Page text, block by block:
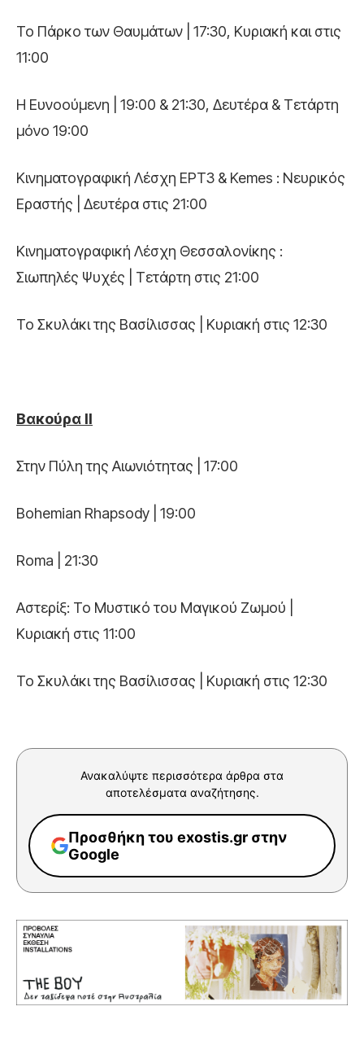
Το Πάρκο των Θαυμάτων | 17:30, Κυριακή και στις
11:00
Η Ευνοούμενη | 19:00 & 21:30, Δευτέρα & Τετάρτη
μόνο 19:00
Κινηματογραφική Λέσχη ΕΡΤ3 & Kemes : Νευρικός
Εραστής | Δευτέρα στις 21:00
Κινηματογραφική Λέσχη Θεσσαλονίκης :
Σιωπηλές Ψυχές | Τετάρτη στις 21:00
Το Σκυλάκι της Βασίλισσας | Κυριακή στις 12:30
Βακούρα ΙΙ
Στην Πύλη της Αιωνιότητας | 17:00
Bohemian Rhapsody | 19:00
Roma | 21:30
Αστερίξ: Το Μυστικό του Μαγικού Ζωμού |
Κυριακή στις 11:00
Το Σκυλάκι της Βασίλισσας | Κυριακή στις 12:30
Ανακαλύψτε περισσότερα άρθρα στα
αποτελέσματα αναζήτησης.
Προσθήκη του exostis.gr στην
Google